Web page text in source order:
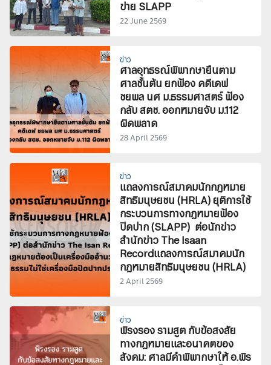
ข่าย SLAPP
22 June 2569
ข่าว
ศาลอุทธรณ์พิพากษายืนตาม
ศาลชั้นต้น ยกฟ้อง คดีเดฟ
ชยพล นศ ม.ธรรมศาสตร์ ฟ้อง
กลับ สตช. ออกหมายจับ ม.112
ผิดพลาด
28 April 2569
ข่าว
แถลงการณ์สมาคมนักกฎหมาย
สิทธิมนุษยชน (HRLA) ยุติการใช้
กระบวนการทางกฎหมายฟ้อง
ปิดปาก (SLAPP) ต่อนักข่าว
สำนักข่าว The Isaan
Recordแถลงการณ์สมาคมนัก
กฎหมายสิทธิมนุษยชน (HRLA)
2 April 2569
ข่าว
พิรงรอง รามสูต กับข้อสงสัย
ทางกฎหมายและอนาคตของ
สังคม: ศาลมีคำพิพากษาให้ อ.พิร